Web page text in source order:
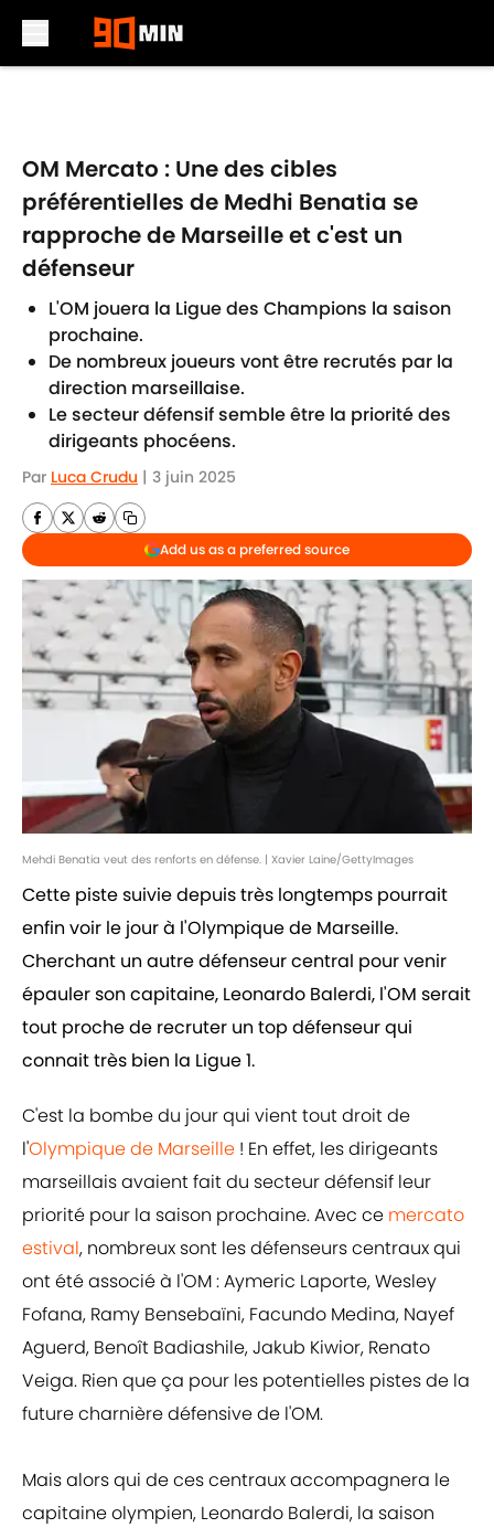
OM Mercato : Une des cibles
préférentielles de Medhi Benatia se
rapproche de Marseille et c'est un
défenseur
L'OM jouera la Ligue des Champions la saison
prochaine.
De nombreux joueurs vont être recrutés par la
direction marseillaise.
Le secteur défensif semble être la priorité des
dirigeants phocéens.
Par Luca Crudu | 3 juin 2025
Add us as a preferred source
Mehdi Benatia veut des renforts en défense. | Xavier Laine/GettyImages
Cette piste suivie depuis très longtemps pourrait
enfin voir le jour à l'Olympique de Marseille.
Cherchant un autre défenseur central pour venir
épauler son capitaine, Leonardo Balerdi, l'OM serait
tout proche de recruter un top défenseur qui
connait très bien la Ligue 1.
C'est la bombe du jour qui vient tout droit de
l'Olympique de Marseille ! En effet, les dirigeants
marseillais avaient fait du secteur défensif leur
priorité pour la saison prochaine. Avec ce mercato
estival, nombreux sont les défenseurs centraux qui
ont été associé à l'OM : Aymeric Laporte, Wesley
Fofana, Ramy Bensebaïni, Facundo Medina, Nayef
Aguerd, Benoît Badiashile, Jakub Kiwior, Renato
Veiga. Rien que ça pour les potentielles pistes de la
future charnière défensive de l'OM.
Mais alors qui de ces centraux accompagnera le
capitaine olympien, Leonardo Balerdi, la saison